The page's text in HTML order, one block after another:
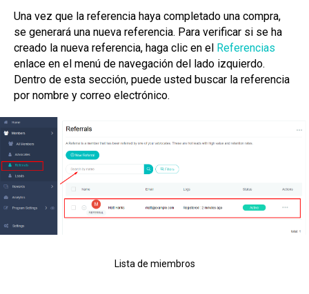
Una vez que la referencia haya completado una compra,
se generará una nueva referencia. Para verificar si se ha
creado la nueva referencia, haga clic en el Referencias
enlace en el menú de navegación del lado izquierdo.
Dentro de esta sección, puede usted buscar la referencia
por nombre y correo electrónico.
Lista de miembros